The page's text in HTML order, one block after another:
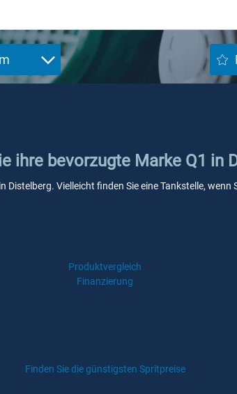
ihre bevorzugte Marke Q1 in
Vielleicht finden Sie eine Tankstelle,
Produktvergleich
Finanzierung
Finden Sie die günstigsten Spritpreise